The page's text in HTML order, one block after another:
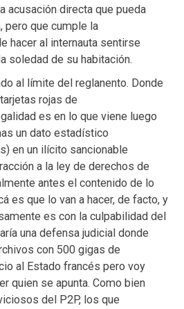
acusación directa que pueda
pero que cumple la
hacer al internauta sentirse
soledad de su habitación.
al límite del reglanento. Donde
rojas de
es en lo que viene luego
un dato estadístico
en un ilícito sancionable
a la ley de derechos de
antes el contenido de lo
es que lo van a hacer, de facto, y
es con la culpabilidad del
una defensa judicial donde
con 500 gigas de
al Estado francés pero voy
quien se apunta. Como bien
del P2P, los que